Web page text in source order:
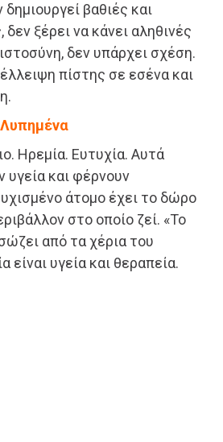
βαθιές και
ξέρει να κάνει αληθινές
δεν υπάρχει σχέση.
πίστης σε εσένα και
Ηρεμία. Ευτυχία. Αυτά
και φέρνουν
άτομο έχει το δώρο
στο οποίο ζεί. «Το
από τα χέρια του
είναι υγεία και θεραπεία.